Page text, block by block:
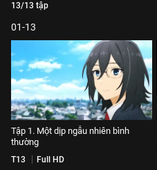
13/13 tập
01-13
Tập 1. Một dịp ngẫu nhiên bình
thường
T13 Full HD